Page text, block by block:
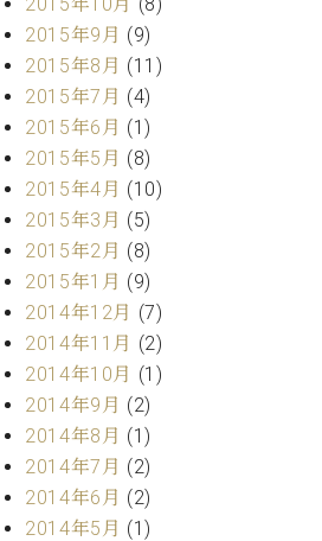
調
律
師
紹
調
律
料
金
表
問
い
合
わ
せ
尾山調律師のブ
ログ Die
Musikgasse（音
楽の小道）
2015年9月 (9)
2015年8月 (11)
2015年7月 (4)
2015年6月 (1)
2015年5月 (8)
2015年4月 (10)
2015年3月 (5)
2015年2月 (8)
2015年1月 (9)
2014年12月 (7)
2014年11月 (2)
2014年10月 (1)
2014年9月 (2)
2014年8月 (1)
2014年7月 (2)
2014年6月 (2)
2014年5月 (1)